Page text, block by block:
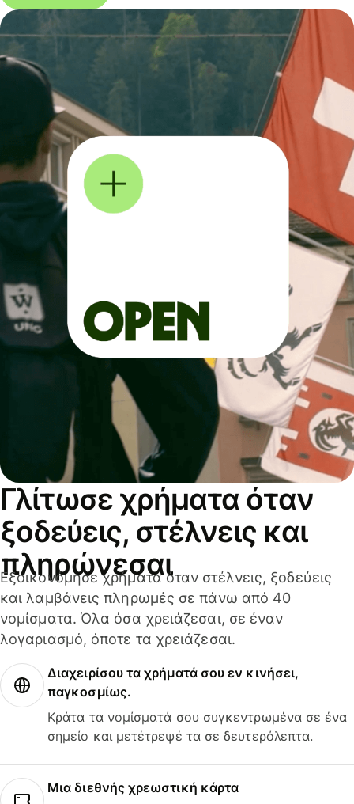
Γλίτωσε χρήματα όταν
ξοδεύεις, στέλνεις και
πληρώνεσαι
Εξοικονόμησε χρήματα όταν στέλνεις, ξοδεύεις
και λαμβάνεις πληρωμές σε πάνω από 40
νομίσματα. Όλα όσα χρειάζεσαι, σε έναν
λογαριασμό, όποτε τα χρειάζεσαι.
Διαχειρίσου τα χρήματά σου εν κινήσει,
παγκοσμίως.
Κράτα τα νομίσματά σου συγκεντρωμένα σε ένα
σημείο και μετέτρεψέ τα σε δευτερόλεπτα.
Μια διεθνής χρεωστική κάρτα